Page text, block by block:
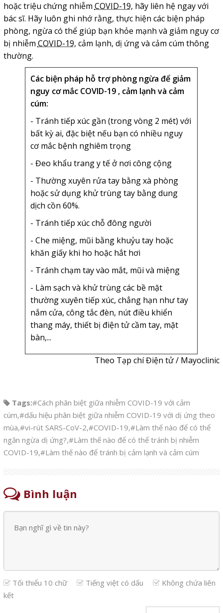
hoặc triệu chứng nhiễm COVID-19, hãy liên hệ ngay với
bác sĩ. Hãy luôn ghi nhớ rằng, thực hiện các biện pháp
phòng, ngừa có thể giúp bạn khỏe mạnh và giảm nguy cơ
bị nhiễm COVID-19, cảm lạnh, dị ứng và cảm cúm thông
thường.
Các biện pháp hỗ trợ phòng ngừa để giảm
nguy cơ mắc COVID-19 , cảm lạnh và cảm
cúm:
- Tránh tiếp xúc gần (trong vòng 2 mét) với
bất kỳ ai, đặc biệt nếu bạn có nhiều nguy
cơ mắc bệnh nghiêm trọng
- Đeo khẩu trang y tế ở nơi công cộng
- Thường xuyên rửa tay bằng xà phòng
hoặc sử dụng khử trùng tay bằng dung
dịch cồn 60%.
- Tránh tiếp xúc chỗ đông người
- Che miệng, mũi bằng khuỷu tay hoặc
khăn giấy khi ho hoặc hắt hơi
- Tránh chạm tay vào mắt, mũi và miệng
- Làm sạch và khử trùng các bề mặt
thường xuyên tiếp xúc, chẳng hạn như tay
nắm cửa, công tắc đèn, nút điều khiển
thang máy, thiết bị điện tử cầm tay, mặt
bàn,...
Theo Tạp chí Điện tử / Mayoclinic
Tags:#Cách phân biệt giữa nhiễm COVID-19 với cảm
cúm,#dấu hiệu phân biệt giữa nhiễm COVID-19 với dị ứng theo
mùa,#vi-rút SARS-CoV-2,#COVID-19,#Làm thế nào để có thể
ngăn ngừa dị ứng?,#Làm thế nào để có thể tránh bị nhiễm
COVID-19,#Làm thế nào để tránh bị cảm lạnh và cảm cúm
Bình luận
Tối thiểu 10 chữ Tiếng việt có dấu
Không chứa liên
kết